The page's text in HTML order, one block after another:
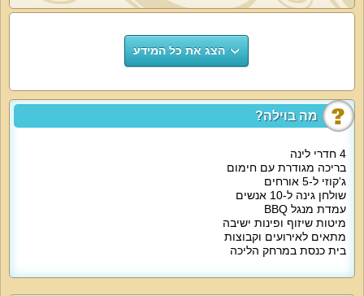
מה בוילה?
4 חדרי לינה
בריכה מגודרת עם חימום
ג'קוזי ל-5 אורחים
שולחן גינה ל-10 אנשים
עמדת מנגל BBQ
מיטות שיזוף ופינות ישיבה
מתאים לאירועים וקבוצות
בית כנסת במרחק הליכה
הצג את כל המידע